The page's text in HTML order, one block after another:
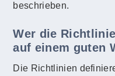
beschrieben.
Wer die
auf einem guten
Die Richtlinien